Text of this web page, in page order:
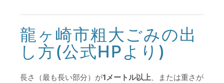
龍ヶ崎市粗大ごみの出
し方(公式HPより)
長さ（最も長い部分）が1メートル以上、または重さが